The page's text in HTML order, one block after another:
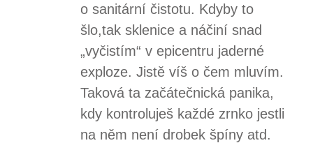
o sanitární čistotu. Kdyby to
šlo,tak sklenice a náčiní snad
„vyčistím“ v epicentru jaderné
exploze. Jistě víš o čem mluvím.
Taková ta začátečnická panika,
kdy kontroluješ každé zrnko jestli
na něm není drobek špíny atd.